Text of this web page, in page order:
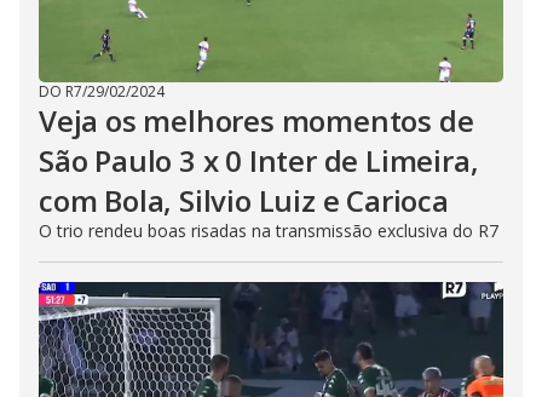
DO R7/29/02/2024
Veja os melhores momentos de
São Paulo 3 x 0 Inter de Limeira,
com Bola, Silvio Luiz e Carioca
O trio rendeu boas risadas na transmissão exclusiva do R7